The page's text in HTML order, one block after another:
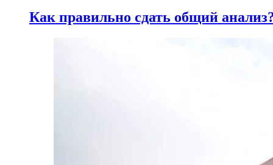
Как правильно сдать общий